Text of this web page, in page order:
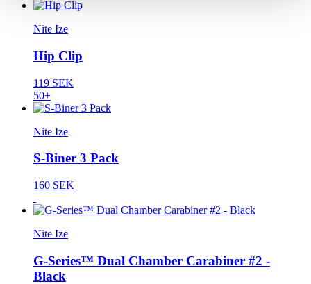
Nite Ize
Hip Clip
119 SEK
50+
Nite Ize
S-Biner 3 Pack
160 SEK
Nite Ize
G-Series™ Dual Chamber Carabiner #2 -
Black